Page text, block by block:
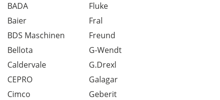
BADA
Baier
BDS Maschinen
Bellota
Caldervale
CEPRO
Cimco
Fluke
Fral
Freund
G-Wendt
G.Drexl
Galagar
Geberit